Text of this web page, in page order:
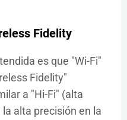
Fidelity
es que "Wi-Fi"
Fidelity"
a "Hi-Fi" (alta
alta precisión en la